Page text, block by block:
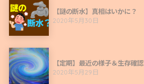
【謎の断水】真相はいかに？
2020年5月30日
【定期】最近の様子＆生存確認
2020年5月29日